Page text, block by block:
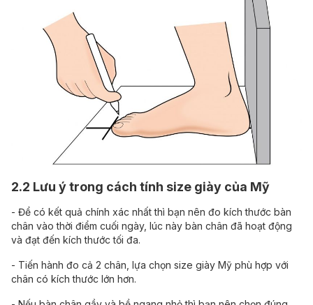
2.2 Lưu ý trong cách tính size giày của Mỹ
- Để có kết quả chính xác nhất thì bạn nên đo kích thước bàn
chân vào thời điểm cuối ngày, lúc này bàn chân đã hoạt động
và đạt đến kích thước tối đa.
- Tiến hành đo cả 2 chân, lựa chọn size giày Mỹ phù hợp với
chân có kích thước lớn hơn.